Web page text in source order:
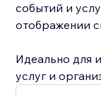
событий и
отображении
Идеально для
услуг и